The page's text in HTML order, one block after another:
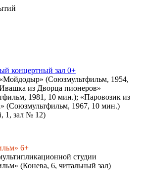
концертный зал 0+
(Союзмультфильм, 1954,
из Дворца пионеров»
1981, 10 мин.); «Паровозик из
(Союзмультфильм, 1967, 10 мин.)
1, зал № 12)
6+
студии
(Конева, 6, читальный зал)